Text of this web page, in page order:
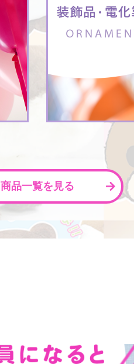
商品一覧を見る